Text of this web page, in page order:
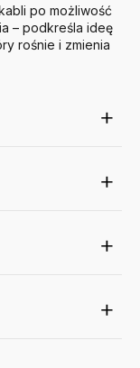
po możliwość
– podkreśla ideę
rośnie i zmienia